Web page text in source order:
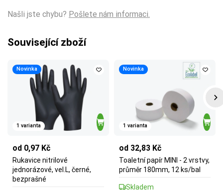
Našli jste chybu? Pošlete nám informaci.
Související zboží
Novinka
1 varianta
od 0,97 Kč
Rukavice nitrilové
jednorázové, vel.L, černé,
bezprašné
Novinka
1 varianta
od 32,83 Kč
Toaletní papír MINI - 2 vrstvy,
průměr 180mm, 12 ks/bal
Skladem